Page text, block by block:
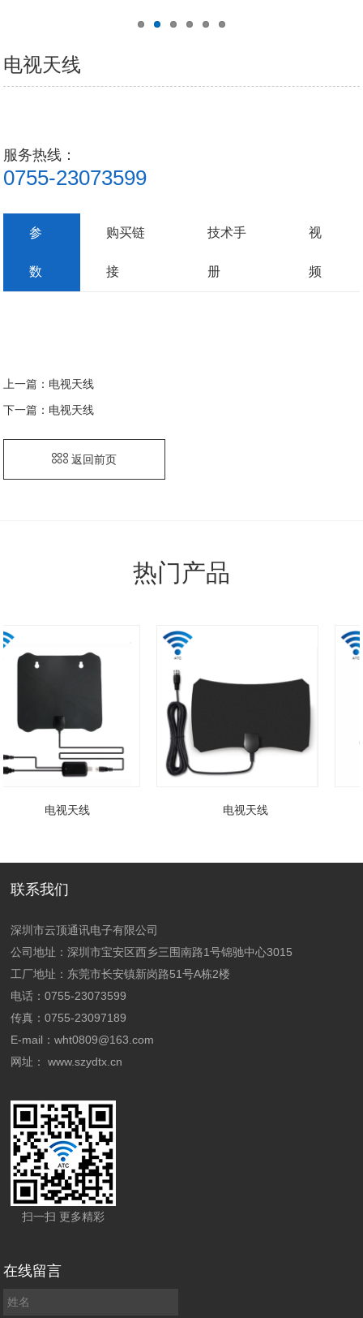
电视天线
服务热线：
0755-23073599
参
数
购买链
接
技术手
册
视
频
上一篇： 电视天线
下一篇： 电视天线
返回前页
热门产品
电视天线 电视天线
联系我们
深圳市云顶通讯电子有限公司
公司地址：深圳市宝安区西乡三围南路1号锦驰中心3015
工厂地址： 东莞市长安镇新岗路51号A栋2楼
电话：0755-23073599
传真：0755-23097189
E-mail：wht0809@163.com
网址：www.szydtx.cn
扫一扫 更多精彩
在线留言